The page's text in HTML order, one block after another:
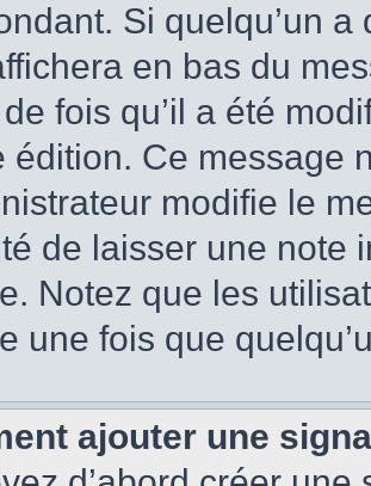
Si quelqu’un
en bas du
fois qu’il a été
édition. Ce message
modifie le
de laisser une note
Notez que les
une fois que
ajouter une